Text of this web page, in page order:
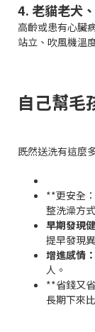
4. 老貓老犬
高齡或患有心臟
站立、吹風機溫
自己幫毛
既然送洗有這麼
**更安全
整洗澡方
早期發現
提早發現
增進感情
人。
**省錢又
長期下來